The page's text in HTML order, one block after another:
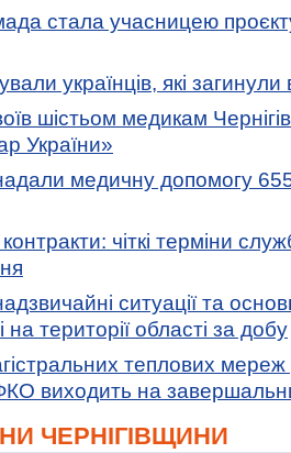
стала учасницею
українців, які загинули
шістьом медикам
України»
надали медичну допомогу
чіткі терміни
ситуації та
на території області за добу
теплових мереж
виходить на
ЧЕРНІГІВЩИНИ